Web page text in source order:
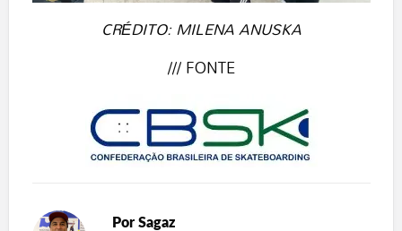
CRÉDITO: MILENA ANUSKA
/// FONTE
Por Sagaz